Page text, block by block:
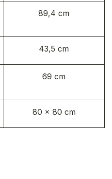
89,4 cm
43,5 cm
69 cm
80 x 80 cm